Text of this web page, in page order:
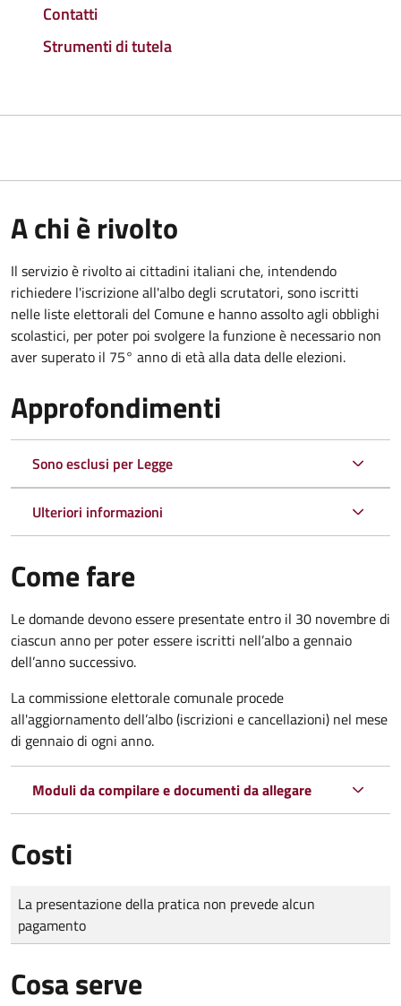
Contatti
Strumenti di tutela
A chi è rivolto
Il servizio è rivolto ai cittadini italiani che, intendendo
richiedere l'iscrizione all'albo degli scrutatori, sono iscritti
nelle liste elettorali del Comune e hanno assolto agli obblighi
scolastici, per poter poi svolgere la funzione è necessario non
aver superato il 75° anno di età alla data delle elezioni.
Approfondimenti
Sono esclusi per Legge
Ulteriori informazioni
Come fare
Le domandedevono essere presentate entro il 30 novembre di
ciascun anno per poter essere iscritti nell’albo a gennaio
dell’anno successivo.
La commissione elettorale comunale procede
all'aggiornamento dell’albo (iscrizioni e cancellazioni) nel mese
di gennaio di ogni anno.
Moduli da compilare e documenti da allegare
Costi
Tipo di pagamento
Importo
La presentazione della pratica non prevede alcun
pagamento
Cosa serve